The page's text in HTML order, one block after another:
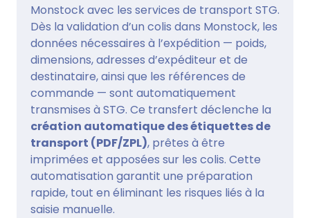
Monstock avec les services de transport STG.
Dès la validation d’un colis dans Monstock, les
données nécessaires à l’expédition — poids,
dimensions, adresses d’expéditeur et de
destinataire, ainsi que les références de
commande — sont automatiquement
transmises à STG. Ce transfert déclenche la
création automatique des étiquettes de
transport (PDF/ZPL), prêtes à être
imprimées et apposées sur les colis. Cette
automatisation garantit une préparation
rapide, tout en éliminant les risques liés à la
saisie manuelle.